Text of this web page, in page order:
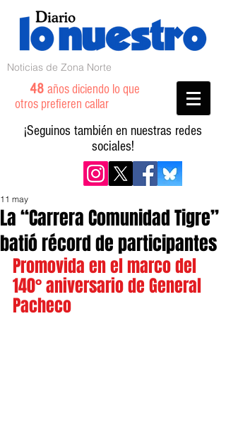
Noticias de Zona Norte
48 años diciendo lo que
otros prefieren callar
¡Seguinos también en nuestras redes
sociales!
La “Carrera Comunidad Tigre”
batió récord de participantes
11 may
Promovida en el marco del
140° aniversario de General
Pacheco